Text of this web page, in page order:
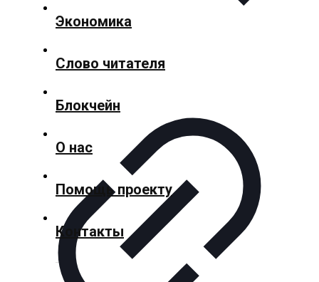
Культура
Технологии
Экономика
Экономика
Слово читателя
Блокчейн
О нас
Помощь проекту
Контакты